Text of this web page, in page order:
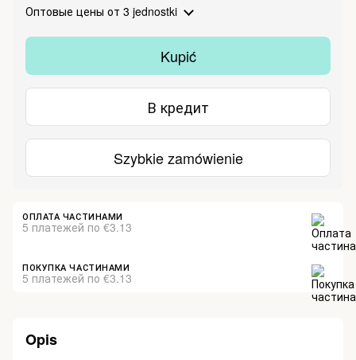
Оптовые цены от 3 jednostki
Kupić
В кредит
Szybkie zamówienie
ОПЛАТА ЧАСТИНАМИ
5 платежей по €3.13
ПОКУПКА ЧАСТИНАМИ
5 платежей по €3.13
Opis